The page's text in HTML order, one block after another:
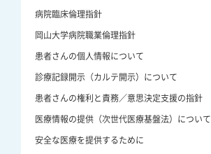
病院臨床倫理指針
岡山大学病院職業倫理指針
患者さんの個人情報について
診療記録開示（カルテ開示）について
患者さんの権利と責務／意思決定支援の指針
医療情報の提供（次世代医療基盤法）について
安全な医療を提供するために